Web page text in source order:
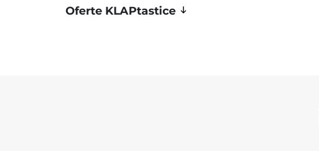
Oferte KLAPtastice